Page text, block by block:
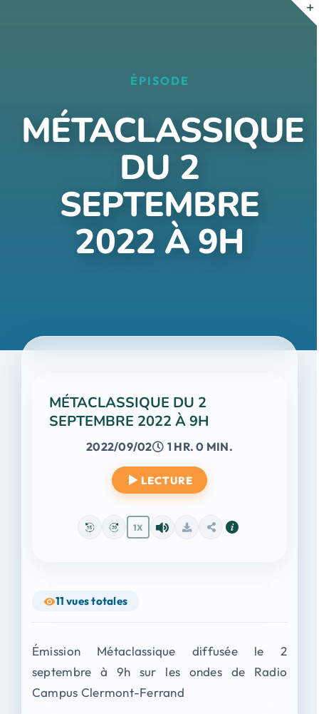
ÉPISODE
MÉTACLASSIQUE
DU 2
SEPTEMBRE
2022 À 9H
MÉTACLASSIQUE DU 2
SEPTEMBRE 2022 À 9H
2022/09/02 1 HR. 0 MIN.
LECTURE
1X
11 vues totales
Émission Métaclassique diffusée le 2
septembre à 9h sur les ondes de Radio
Campus Clermont-Ferrand